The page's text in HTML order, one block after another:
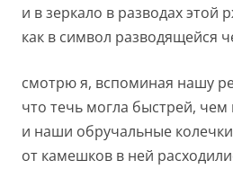
и в зеркало в разводах этой
как в символ разводящейся
смотрю я, вспоминая нашу
что течь могла быстрей,
и наши обручальные колечки
от камешков в ней